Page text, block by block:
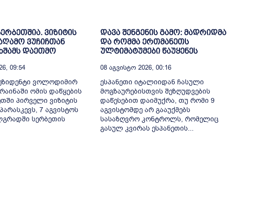
ვიზიტის
ვუჩიჩთან
დაეთმო
09:54
ვოლოდიმირ
ომის დაწყების
პირველი ვიზიტის
7 აგვისტოს
სერბეთის
დავა შენგენის გამო: მადრიდმა
და რომმა ერთმანეთს
ულტიმატუმები წაუყენეს
08 Აგვისტო 2026, 00:16
ესპანეთი იტალიიდან ჩასული
მოგზაურებისთვის შეზღუდვების
დაწესებით დაიმუქრა, თუ რომი 9
აგვისტომდე არ გააუქმებს
სასაზღვრო კონტროლს, რომელიც
გასულ კვირას ესპანეთის...